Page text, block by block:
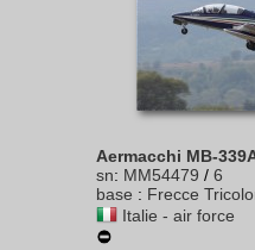
Aermacchi MB-
sn: MM54479 / 6
base : Frecce
Italie - air force